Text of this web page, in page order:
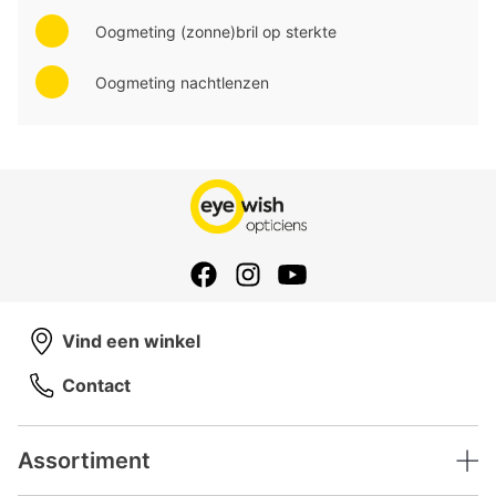
Oogmeting (zonne)bril op sterkte
Oogmeting nachtlenzen
Assortiment
Vind een winkel
Contact